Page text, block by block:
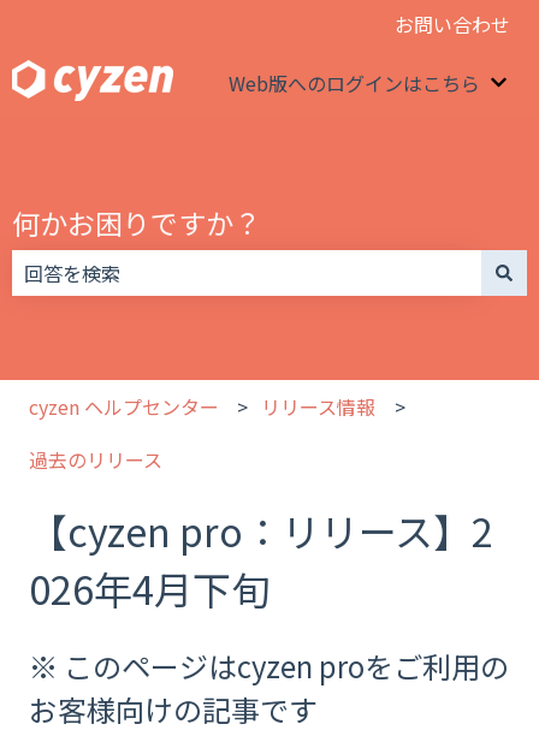
お問い合わせ
Web版へのログインはこちら
何かお困りですか？
cyzen ヘルプセンター
リリース情報
過去のリリース
【cyzen pro：リリース】2
026年4月下旬
※ このページはcyzen proをご利用の
お客様向けの記事です